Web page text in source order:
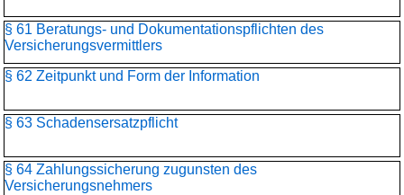
§ 61 Beratungs- und Dokumentationspflichten des
Versicherungsvermittlers
§ 62 Zeitpunkt und Form der Information
§ 63 Schadensersatzpflicht
§ 64 Zahlungssicherung zugunsten des
Versicherungsnehmers